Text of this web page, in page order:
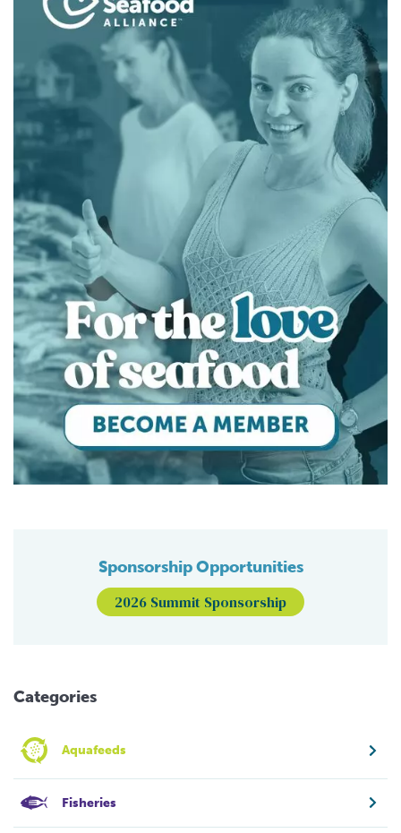
Sponsorship Opportunities
2026 Summit Sponsorship
Categories
Aquafeeds
Fisheries